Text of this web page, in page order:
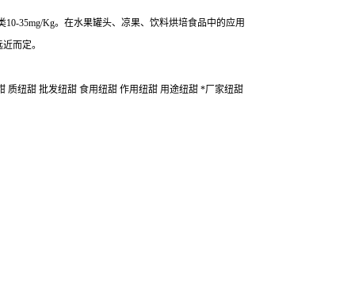
35mg/Kg。在水果罐头、凉果、饮料烘培食品中的应用
而定。
质纽甜 批发纽甜 食用纽甜 作用纽甜 用途纽甜 *厂家纽甜